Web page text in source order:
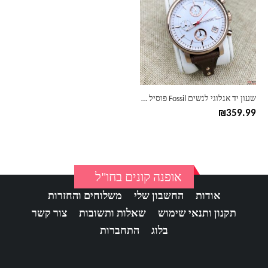
שעון יד אנלוגי לנשים Fossil פוסיל ES4045
₪359.99
מספר
סוגים.
ניתן
לבחור
את
האפשרויות
אופנה קונים בחו"ל
אודות החשבון שלי
משלוחים והחזרות
תקנון ותנאי שימוש
שאלות ותשובות
צור קשר
בלוג
התחברות